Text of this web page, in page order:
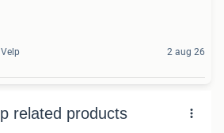
Velp 2 aug 26